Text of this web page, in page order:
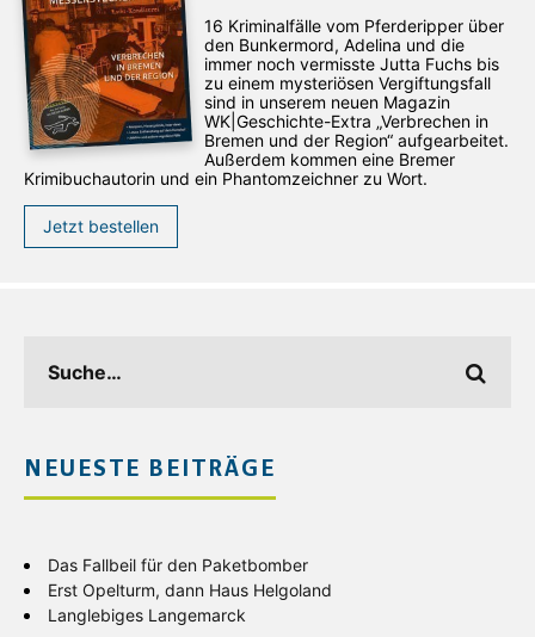
16 Kriminalfälle vom Pferderipper über
den Bunkermord, Adelina und die
immer noch vermisste Jutta Fuchs bis
zu einem mysteriösen Vergiftungsfall
sind in unserem neuen Magazin
WK|Geschichte-Extra „Verbrechen in
Bremen und der Region“ aufgearbeitet.
Außerdem kommen eine Bremer
Krimibuchautorin und ein Phantomzeichner zu Wort.
Jetzt bestellen
NEUESTE BEITRÄGE
Das Fallbeil für den Paketbomber
Erst Opelturm, dann Haus Helgoland
Langlebiges Langemarck